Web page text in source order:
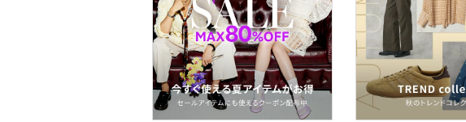
フレグランス
メイク道具・美容器具
コフレ・キット・セット